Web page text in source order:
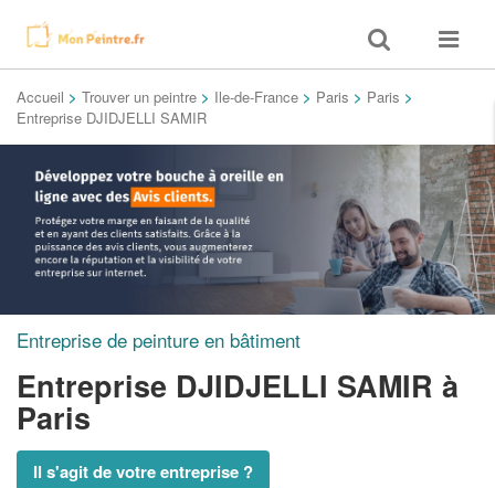
Toggle
search
Toggle
Accueil > Trouver un peintre > Ile-de-France > Paris > Paris >
Entreprise DJIDJELLI SAMIR
Entreprise de peinture en bâtiment
Entreprise DJIDJELLI SAMIR à
Paris
Il s'agit de votre entreprise ?